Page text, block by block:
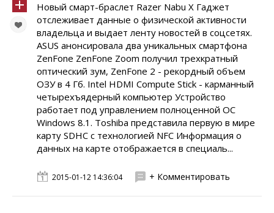
Новый смарт-браслет Razer Nabu X Гаджет
отслеживает данные о физической активности
владельца и выдает ленту новостей в соцсетях.
ASUS анонсировала два уникальных смартфона
ZenFone ZenFone Zoom получил трехкратный
оптический зум, ZenFone 2 - рекордный объем
ОЗУ в 4 Гб. Intel HDMI Compute Stick - карманный
четырехъядерный компьютер Устройство
работает под управлением полноценной ОС
Windows 8.1. Toshiba представила первую в мире
карту SDHC с технологией NFC Информация о
данных на карте отображается в специаль...
2015-01-12 14:36:04 + Комментировать